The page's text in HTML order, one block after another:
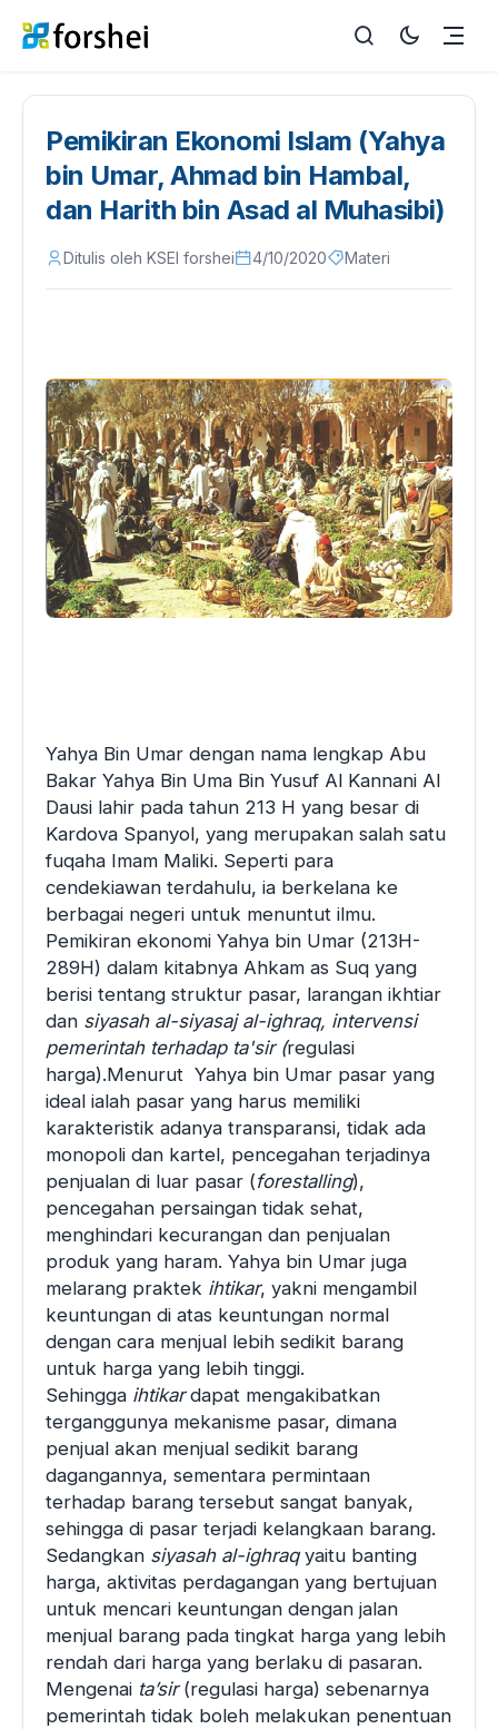
Pemikiran Ekonomi Islam (Yahya
bin Umar, Ahmad bin Hambal,
dan Harith bin Asad al Muhasibi)
Ditulis oleh KSEI forshei 4/10/2020 Materi
Yahya Bin Umar dengan nama lengkap Abu
Bakar Yahya Bin Uma Bin Yusuf Al Kannani Al
Dausi lahir pada tahun 213 H yang besar di
Kardova Spanyol, yang merupakan salah satu
fuqaha Imam Maliki. Seperti para
cendekiawan terdahulu, ia berkelana ke
berbagai negeri untuk menuntut ilmu.
Pemikiran ekonomi Yahya bin Umar (213H-
289H) dalam kitabnya Ahkam as Suq yang
berisi tentang struktur pasar, larangan ikhtiar
dan siyasah al-siyasaj al-ighraq, intervensi
pemerintah terhadap ta'sir (regulasi
harga).Menurut Yahya bin Umar pasar yang
ideal ialah pasar yang harus memiliki
karakteristik adanya transparansi, tidak ada
monopoli dan kartel, pencegahan terjadinya
penjualan di luar pasar (forestalling),
pencegahan persaingan tidak sehat,
menghindari kecurangan dan penjualan
produk yang haram. Yahya bin Umar juga
melarang praktek ihtikar, yakni mengambil
keuntungan di atas keuntungan normal
dengan cara menjual lebih sedikit barang
untuk harga yang lebih tinggi.
Sehingga ihtikardapat mengakibatkan
terganggunya mekanisme pasar, dimana
penjual akan menjual sedikit barang
dagangannya, sementara permintaan
terhadap barang tersebut sangat banyak,
sehingga di pasar terjadi kelangkaan barang.
Sedangkan siyasah al-ighraqyaitu banting
harga, aktivitas perdagangan yang bertujuan
untuk mencari keuntungan dengan jalan
menjual barang pada tingkat harga yang lebih
rendah dari harga yang berlaku di pasaran.
Mengenai ta’sir(regulasi harga) sebenarnya
pemerintah tidak boleh melakukan penentuan